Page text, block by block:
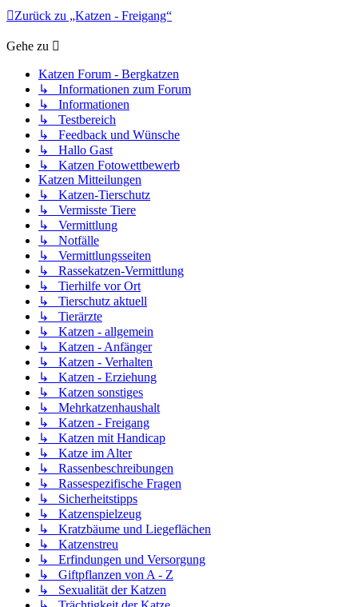
Zurück zu „Katzen - Freigang“
Gehe zu
Katzen Forum - Bergkatzen
↳ Informationen zum Forum
↳ Informationen
↳ Testbereich
↳ Feedback und Wünsche
↳ Hallo Gast
↳ Katzen Fotowettbewerb
Katzen Mitteilungen
↳ Katzen-Tierschutz
↳ Vermisste Tiere
↳ Vermittlung
↳ Notfälle
↳ Vermittlungsseiten
↳ Rassekatzen-Vermittlung
↳ Tierhilfe vor Ort
↳ Tierschutz aktuell
↳ Tierärzte
↳ Katzen - allgemein
↳ Katzen - Anfänger
↳ Katzen - Verhalten
↳ Katzen - Erziehung
↳ Katzen sonstiges
↳ Mehrkatzenhaushalt
↳ Katzen - Freigang
↳ Katzen mit Handicap
↳ Katze im Alter
↳ Rassenbeschreibungen
↳ Rassespezifische Fragen
↳ Sicherheitstipps
↳ Katzenspielzeug
↳ Kratzbäume und Liegeflächen
↳ Katzenstreu
↳ Erfindungen und Versorgung
↳ Giftpflanzen von A - Z
↳ Sexualität der Katzen